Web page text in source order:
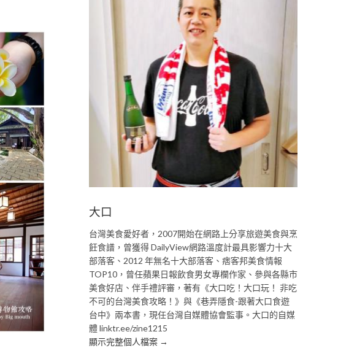
大口
台灣美食愛好者，2007開始在網路上分享旅遊美食與烹
飪食譜，曾獲得 DailyView網路溫度計最具影響力十大
部落客、2012 年無名十大部落客、痞客邦美食情報
TOP10，曾任蘋果日報飲食男女專欄作家、參與各縣市
美食好店、伴手禮評審，著有《大口吃！大口玩！ 非吃
不可的台灣美食攻略！》與《巷弄隱食-跟著大口食遊
台中》兩本書，現任台灣自媒體協會監事。大口的自媒
體 linktr.ee/zine1215
顯示完整個人檔案 →